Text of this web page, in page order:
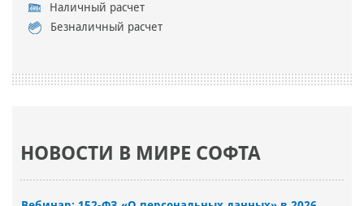
Наличный расчет
Безналичный расчет
НОВОСТИ В МИРЕ СОФТА